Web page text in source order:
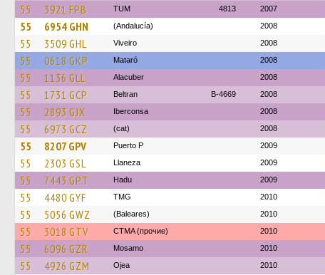
55 3921 FPB TUM 4813 2007
55 6954 GHN (Andalucía) 2008
55 3509 GHL Viveiro 2008
55 0618 GKP Mataró 2008
55 1136 GLL Alacuber 2008
55 1731 GCP Beltran B-4669 2008
55 2893 GJX Iberconsa 2008
55 6973 GCZ (cat) 2008
55 8207 GPV Puerto P 2009
55 2303 GSL Llaneza 2009
55 7443 GPT Hadu 2009
55 4480 GYF TMG 2010
55 5056 GWZ (Baleares) 2010
55 3018 GTV CTMA (прочие) 2010
55 6096 GZR Mosamo 2010
55 4926 GZM Ojea 2010